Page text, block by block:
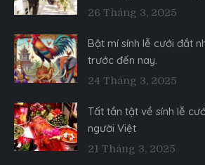
26 Tháng 3, 2025
Bật mí sính lễ cưới đắt
trước đến nay.
24 Tháng 3, 2025
Tất tần tật về sính lễ
người Việt
21 Tháng 3, 2025